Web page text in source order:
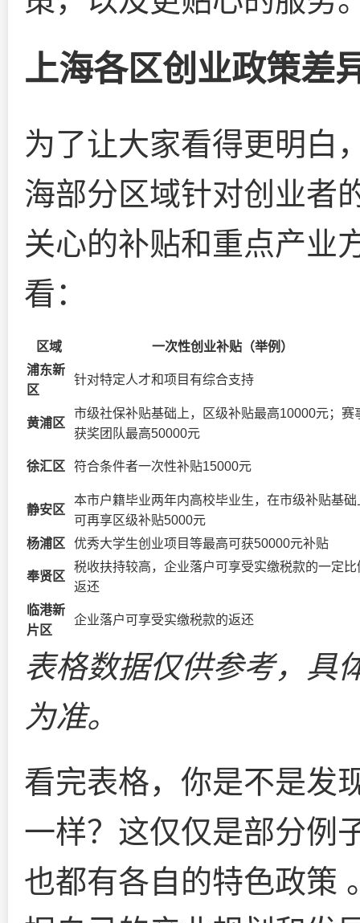
上海各区创业政策差
为了让大家看得更明白
海部分区域针对创业者
关心的补贴和重点产业
看：
区域
一次性创业补贴（举例）
浦东新
区
针对特定人才和项目有综合支持
黄浦区
市级社保补贴基础上，区级补贴最高10000元；赛
获奖团队最高50000元
徐汇区 符合条件者一次性补贴15000元
静安区
本市户籍毕业两年内高校毕业生，在市级补贴基础
可再享区级补贴5000元
杨浦区
优秀大学生创业项目等最高可获50000元补贴
奉贤区
税收扶持较高，企业落户可享受实缴税款的一定比
返还
临港新
片区
企业落户可享受实缴税款的返还
表格数据仅供参考，具
为准。
看完表格，你是不是发
一样？这仅仅是部分例
也都有各自的特色政策